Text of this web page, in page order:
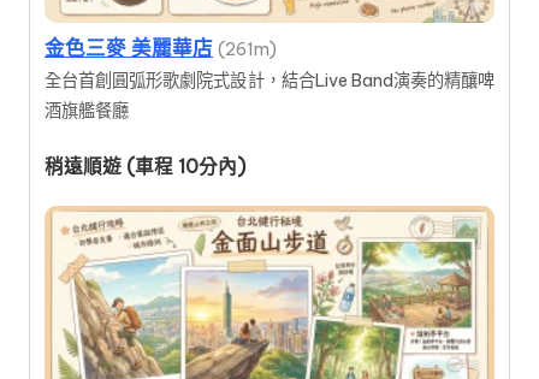
金色三麥 美麗華店 (261m)
全台首創圓弧形歌劇院式設計，結合Live Band演奏的精釀啤
酒旗艦餐廳
稍遠順遊 (車程 10分內)